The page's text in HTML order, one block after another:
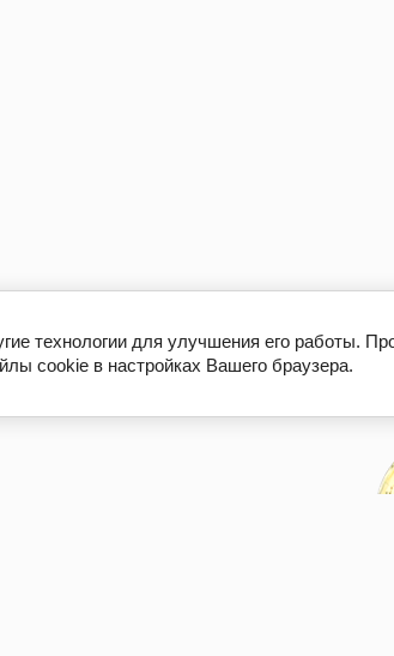
технологии для улучшения его работы.
cookie в настройках Вашего браузера.